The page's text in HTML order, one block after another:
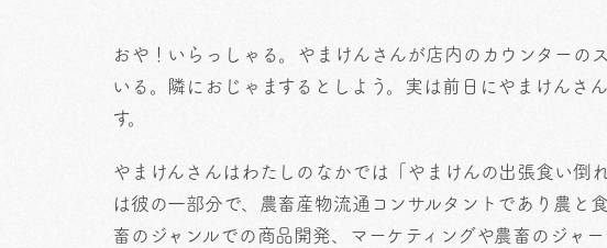
おや！いらっしゃる。やまけんさんが店内のカウンターの
いる。隣におじゃまするとしよう。実は前日にやまけんさ
す。
やまけんさんはわたしのなかでは「やまけんの出張食い倒
は彼の一部分で、農畜産物流通コンサルタントであり農と
畜のジャンルでの商品開発、マーケティングや農畜のジャ